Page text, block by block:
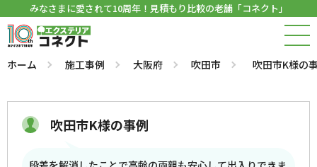
みなさまに愛されて10周年！見積もり比較の老舗「コネクト」
ホーム 施工事例 大阪府 吹田市 吹田市K様の
吹田市K様の事例